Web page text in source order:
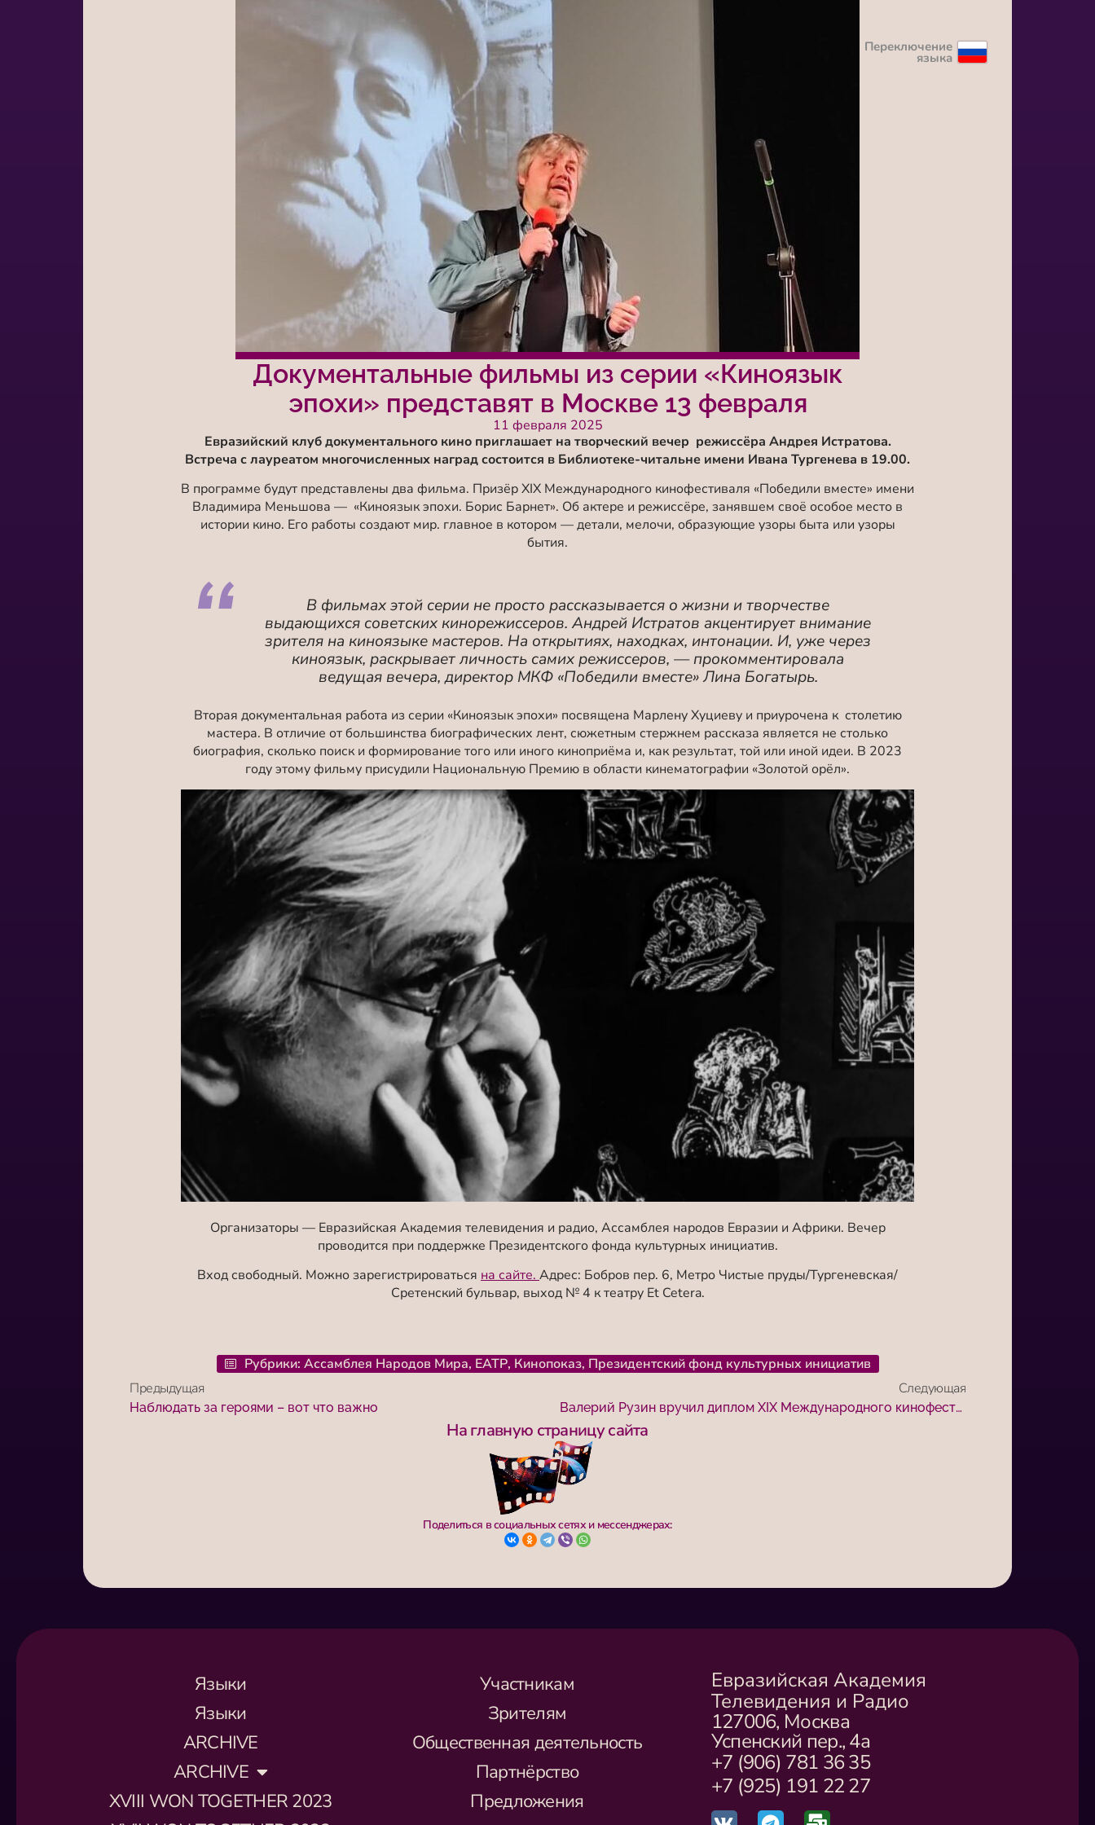
Документальные фильмы из серии «Киноязык
эпохи» представят в Москве 13 февраля
11 февраля 2025
Евразийский клуб документального кино приглашает на творческий вечер режиссёра Андрея Истратова.
Встреча с лауреатом многочисленных наград состоится в Библиотеке-читальне имени Ивана Тургенева в 19.00.
В программе будут представлены два фильма. Призёр XIX Международного кинофестиваля «Победили вместе» имени
Владимира Меньшова — «Киноязык эпохи. Борис Барнет». Об актере и режиссёре, занявшем своё особое место в
истории кино. Его работы создают мир. главное в котором — детали, мелочи, образующие узоры быта или узоры
бытия.
В фильмах этой серии не просто рассказывается о жизни и творчестве
выдающихся советских кинорежиссеров. Андрей Истратов акцентирует внимание
зрителя на киноязыке мастеров. На открытиях, находках, интонации. И, уже через
киноязык, раскрывает личность самих режиссеров, — прокомментировала
ведущая вечера, директор МКФ «Победили вместе» Лина Богатырь.
Вторая документальная работа из серии «Киноязык эпохи» посвящена Марлену Хуциеву и приурочена к столетию
мастера. В отличие от большинства биографических лент, сюжетным стержнем рассказа является не столько
биография, сколько поиск и формирование того или иного киноприёма и, как результат, той или иной идеи. В 2023
году этому фильму присудили Национальную Премию в области кинематографии «Золотой орёл».
Организаторы — Евразийская Академия телевидения и радио, Ассамблея народов Евразии и Африки. Вечер
проводится при поддержке Президентского фонда культурных инициатив.
Вход свободный. Можно зарегистрироваться на сайте. Адрес: Бобров пер. 6, Метро Чистые пруды/Тургеневская/
Сретенский бульвар, выход № 4 к театру Et Cetera.
Рубрики: Ассамблея Народов Мира, ЕАТР, Кинопоказ, Президентский фонд культурных инициатив
Предыдущая
Наблюдать за героями – вот что важно
Следующая
Валерий Рузин вручил диплом XIX Международного кинофестиваля «Победили вместе» Тилуберди Турарбекулы
На главную страницу сайта
Поделиться в социальных сетях и мессенджерах:
Языки
Языки
ARCHIVE
ARCHIVE
XVIII WON TOGETHER 2023
Участникам
Зрителям
Общественная деятельность
Партнёрство
Предложения
Евразийская Академия
Телевидения и Радио
127006, Москва
Успенский пер., 4а
+7 (906) 781 36 35
+7 (925) 191 22 27
Переключение
языка